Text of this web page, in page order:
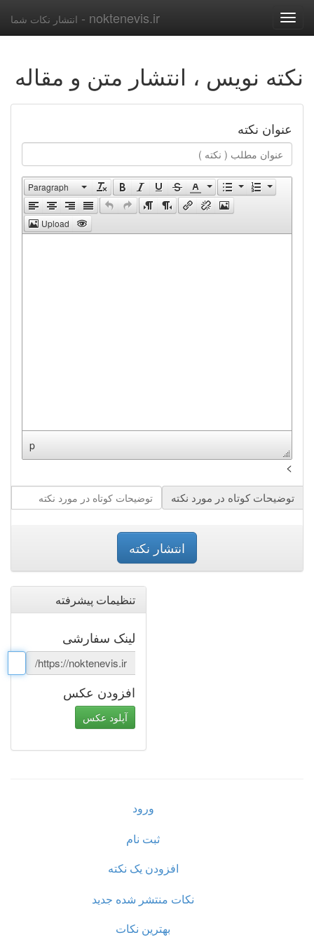
Toggle
navigation
noktenevis.ir - انتشار نکات شما
نکته نویس ، انتشار متن و مقاله
عنوان نکته
Paragraph
Upload
p
>
توضیحات کوتاه در مورد نکته
تنظیمات پیشرفته
لینک سفارشی
https://noktenevis.ir/
افزودن عکس
آپلود عکس
ورود
ثبت نام
افزودن یک نکته
نکات منتشر شده جدید
بهترین نکات